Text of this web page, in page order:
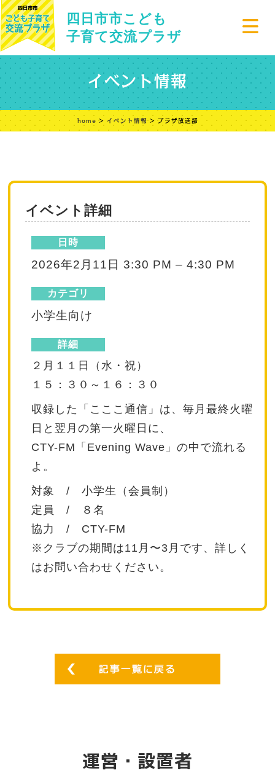
四日市市こども
子育て交流プラザ
イベント情報
home > イベント情報> プラザ放送部
イベント詳細
日時
2026年2月11日 3:30 PM –4:30 PM
カテゴリ
小学生向け
詳細
２月１１日（水・祝）
１５：３０～１６：３０
収録した「こここ通信」は、毎月最終火曜
日と翌月の第一火曜日に、
CTY-FM「Evening Wave」の中で流れる
よ。
対象 / 小学生（会員制）
定員 / ８名
協力 / CTY-FM
※クラブの期間は11月〜3月です、詳しく
はお問い合わせください。
運営・設置者